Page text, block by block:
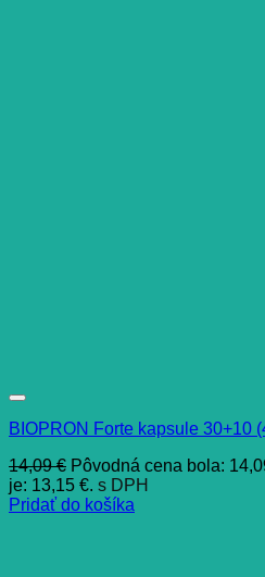
BIOPRON Forte kapsule 30+10
14,09€ Pôvodná cena bola:
je: 13,15 €. s DPH
Pridať do košíka